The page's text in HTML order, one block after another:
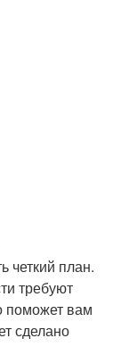
четкий план.
требуют
поможет вам
сделано